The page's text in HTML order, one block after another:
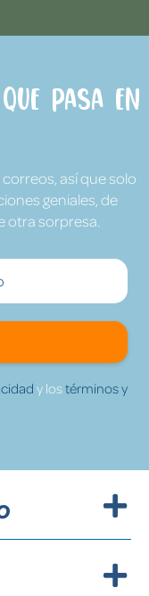
pasa en
así que solo
geniales, de
otra sorpresa.
y lostérminos y